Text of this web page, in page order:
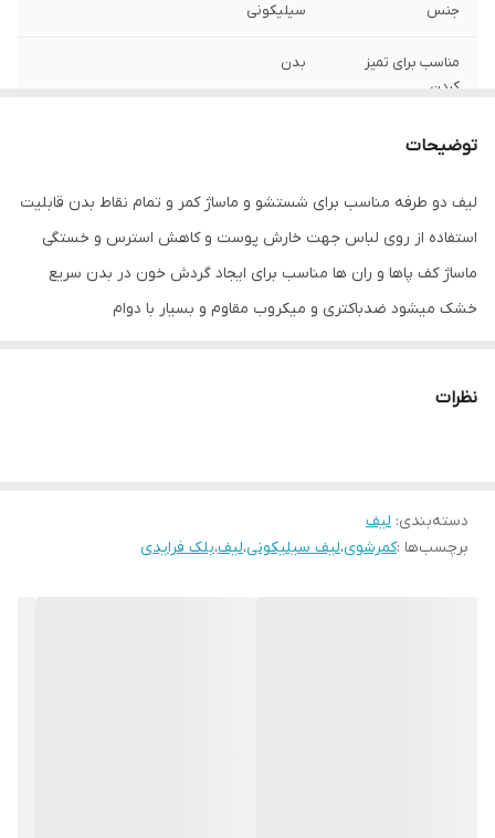
جنس سیلیکونی
مناسب برای تمیز
کردن
بدن
توضیحات
لیف دو طرفه مناسب برای شستشو و ماساژ کمر و تمام نقاط بدن قابلیت
استفاده از روی لباس جهت خارش پوست و کاهش استرس و خستگی
ماساژ کف پاها و ران ها مناسب برای ایجاد گردش خون در بدن سریع
خشک میشود ضدباکتری و میکروب مقاوم و بسیار با دوام
نظرات
دسته‌بندی: لیف
برچسب‌ها :کمرشوی،لیف سیلیکونی،لیف،بلک فرایدی